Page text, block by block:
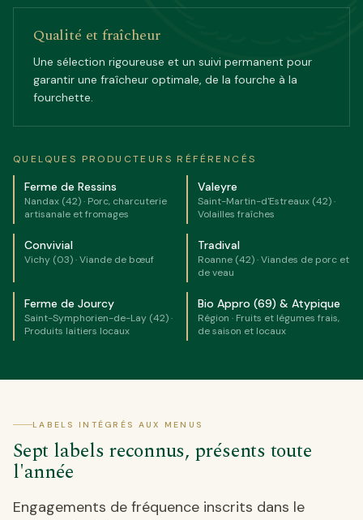
Qualité et fraîcheur
Une sélection rigoureuse et un suivi permanent pour
garantir une fraîcheur optimale, de la fourche à la
fourchette.
QUELQUES PRODUCTEURS RÉFÉRENCÉS
Ferme de Ressins
Nandax (42)· Porc, charcuterie
artisanale et fromages
Valeyre
Saint-Martin-d'Estreaux (42)·
Volailles fraîches
Convivial
Vichy (03)·Viande de bœuf
Tradival
Roanne (42)·Viandes de porc et
de veau
Ferme de Jourcy
Saint-Symphorien-de-Lay (42)·
Produits laitiers locaux
Bio Appro (69) & Atypique
Région · Fruits et légumes frais,
de saison et locaux
LABELS INTÉGRÉS AUX MENUS
Sept labels reconnus, présents toute
l'année
Engagements de fréquence inscrits dans le